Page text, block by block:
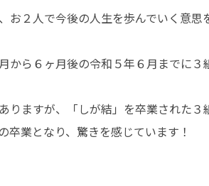
お２人で今後の人生を歩んでいく意
ら６ヶ月後の令和５年６月までに
ますが、「しが結」を卒業された
業となり、驚きを感じています！